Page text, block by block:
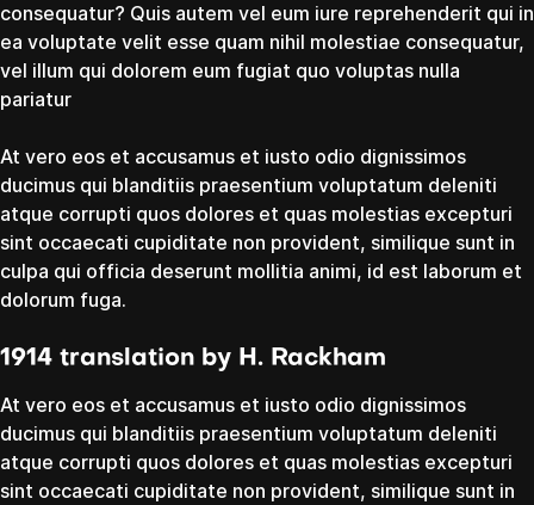
consequatur? Quis autem vel eum iure reprehenderit qui in
ea voluptate velit esse quam nihil molestiae consequatur,
vel illum qui dolorem eum fugiat quo voluptas nulla
pariatur
At vero eos et accusamus et iusto odio dignissimos
ducimus qui blanditiis praesentium voluptatum deleniti
atque corrupti quos dolores et quas molestias excepturi
sint occaecati cupiditate non provident, similique sunt in
culpa qui officia deserunt mollitia animi, id est laborum et
dolorum fuga.
1914 translation by H. Rackham
At vero eos et accusamus et iusto odio dignissimos
ducimus qui blanditiis praesentium voluptatum deleniti
atque corrupti quos dolores et quas molestias excepturi
sint occaecati cupiditate non provident, similique sunt in